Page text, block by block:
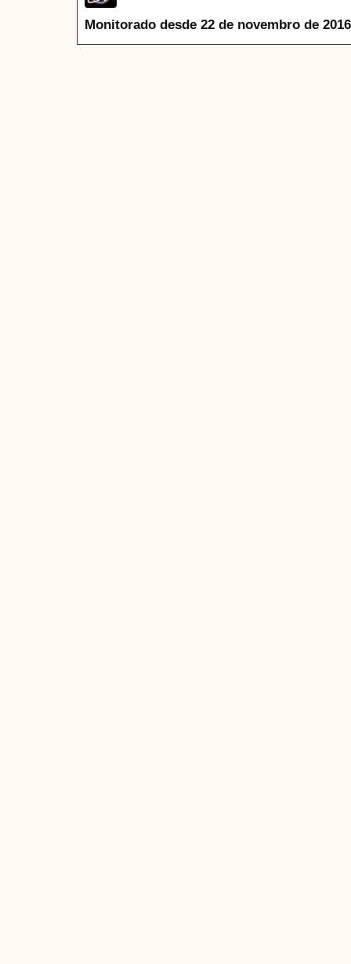
Monitorado desde 22 de novembro de